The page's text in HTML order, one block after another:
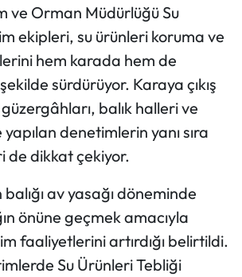
ve Orman Müdürlüğü Su
ekipleri, su ürünleri koruma ve
hem karada hem de
sürdürüyor. Karaya çıkış
balık halleri ve
denetimlerin yanı sıra
de dikkat çekiyor.
av yasağı döneminde
önüne geçmek amacıyla
faaliyetlerini artırdığı belirtildi.
Su Ürünleri Tebliği